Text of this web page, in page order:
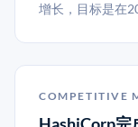
增长，目标是在
COMPETITIVE